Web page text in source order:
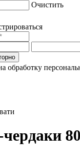
Очистить
обработку